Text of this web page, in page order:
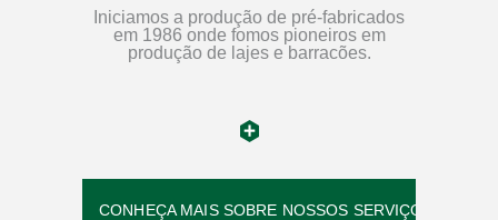
Iniciamos a produção de pré-fabricados
em 1986 onde fomos pioneiros em
produção de lajes e barracões.
CONHEÇA MAIS SOBRE NOSSOS SERVIÇOS